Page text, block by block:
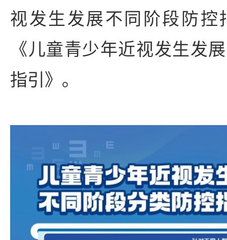
视发生发展不同阶段防控
《儿童青少年近视发生发
指引》。